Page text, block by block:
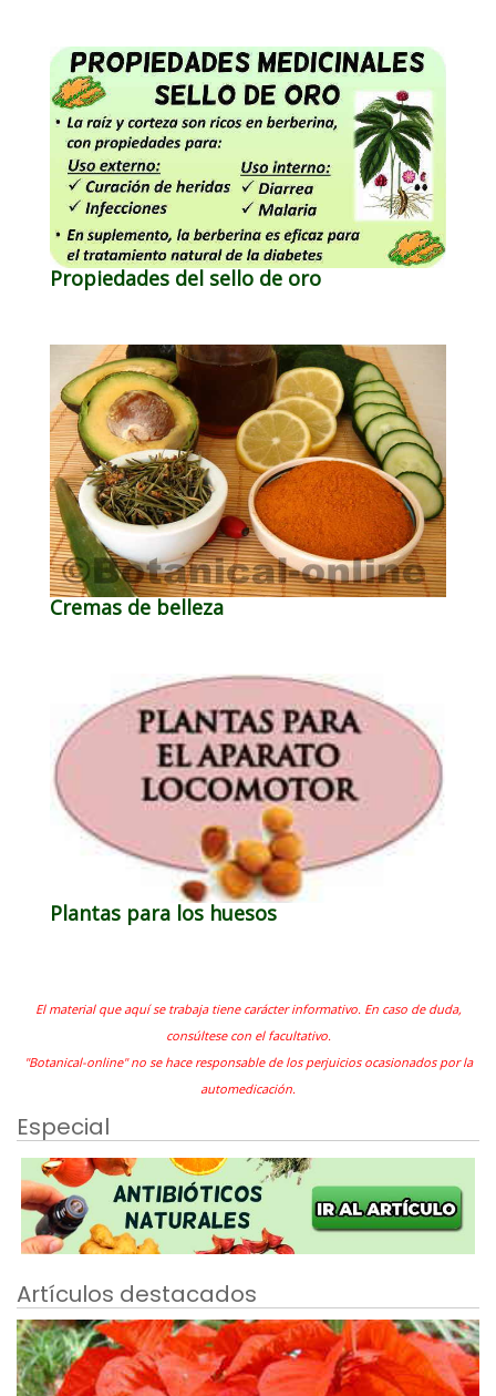
Propiedades del sello de oro
Cremas de belleza
Plantas para los huesos
El material que aquí se trabaja tiene carácter informativo. En caso de duda,
consúltese con el facultativo.
"Botanical-online" no se hace responsable de los perjuicios ocasionados por la
automedicación.
Especial
Artículos destacados